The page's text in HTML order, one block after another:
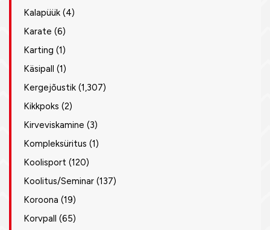
Kalapüük (4)
Karate (6)
Karting (1)
Käsipall (1)
Kergejõustik (1,307)
Kikkpoks (2)
Kirveviskamine (3)
Kompleksüritus (1)
Koolisport (120)
Koolitus/Seminar (137)
Koroona (19)
Korvpall (65)